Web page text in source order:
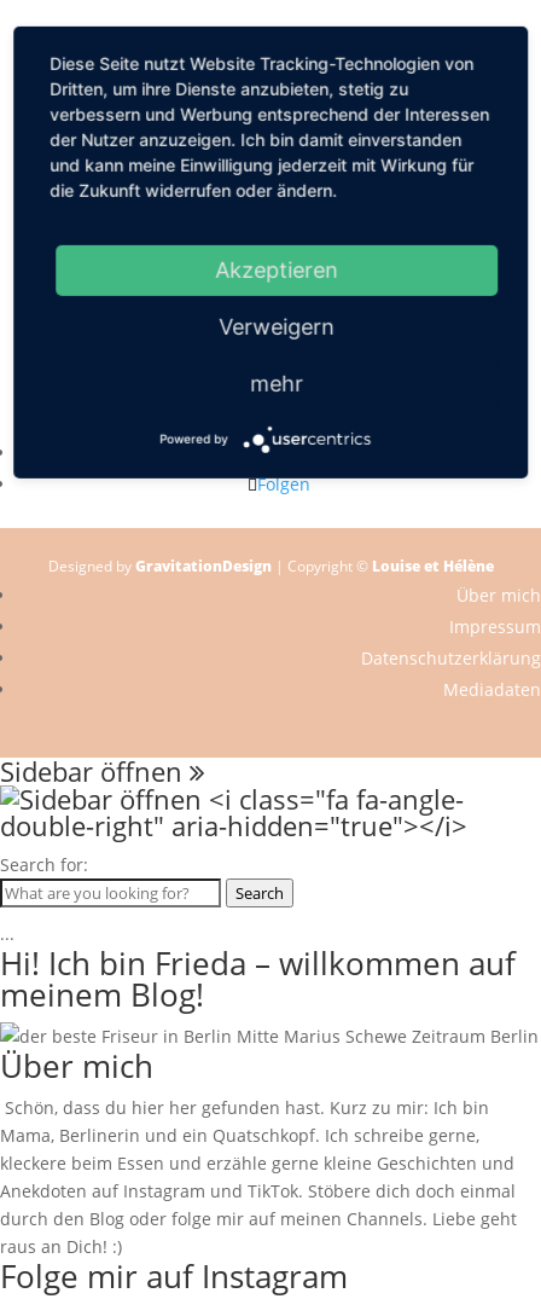
Kastanienallee 56, 10119 Berlin
mail@louiseethelene.de
Folgen
Folgen
Designed byGravitationDesign | Copyright © Louise et Hélène
Über mich
Impressum
Datenschutzerklärung
Mediadaten
Sidebar öffnen
Search for:
Search
...
Hi! Ich bin Frieda – willkommen auf
meinem Blog!
Über mich
Schön, dass du hier her gefunden hast. Kurz zu mir: Ich bin
Mama, Berlinerin und ein Quatschkopf. Ich schreibe gerne,
kleckere beim Essen und erzähle gerne kleine Geschichten und
Anekdoten auf Instagram und TikTok. Stöbere dich doch einmal
durch den Blog oder folge mir auf meinen Channels. Liebe geht
raus an Dich! :)
Folge mir auf Instagram
Diese Seite nutzt Website Tracking-Technologien von
Dritten, um ihre Dienste anzubieten, stetig zu
verbessern und Werbung entsprechend der Interessen
der Nutzer anzuzeigen. Ich bin damit einverstanden
und kann meine Einwilligung jederzeit mit Wirkung für
die Zukunft widerrufen oder ändern.
Akzeptieren
Verweigern
mehr
Powered by